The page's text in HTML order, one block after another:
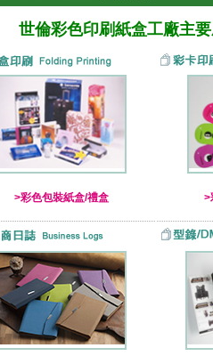
世倫彩色印刷紙盒工廠主
>彩色包裝紙盒/禮盒 >